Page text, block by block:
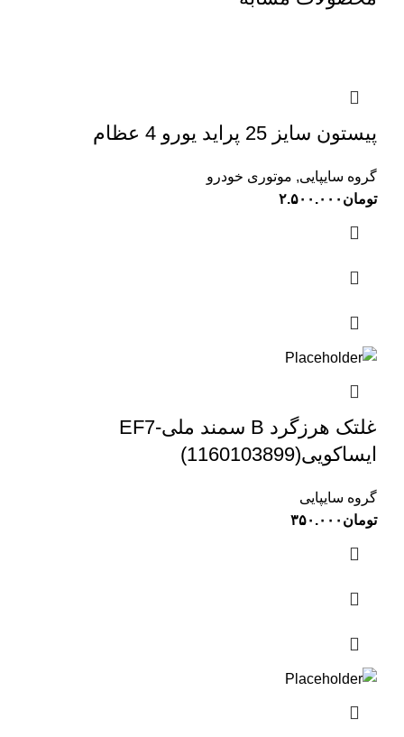
پیستون سایز 25 پراید یورو 4 عظام
گروه سایپایی, موتوری خودرو
تومان ۲.۵۰۰.۰۰۰
غلتک هرزگرد B سمند ملی-EF7
ایساکویی(1160103899)
گروه سایپایی
تومان ۳۵۰.۰۰۰